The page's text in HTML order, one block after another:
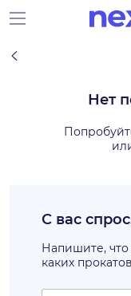
Нет
С вас
Напишите,
каких